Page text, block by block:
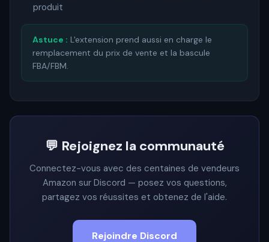
produit
Astuce : L'extension prend aussi en charge le
remplacement du prix de vente et la bascule
FBA/FBM.
💬 Rejoignez la communauté
Connectez-vous avec des centaines de vendeurs
Amazon sur Discord — posez vos questions,
partagez vos réussites et obtenez de l'aide.
Rejoindre Discord